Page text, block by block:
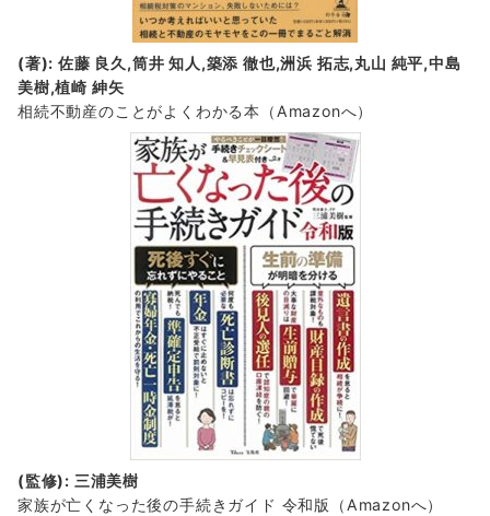
(著): 佐藤 良久,筒井 知人,築添 徹也,洲浜 拓志,丸山 純平,中島
美樹,植崎 紳矢
相続不動産のことがよくわかる本（Amazonへ）
(監修): 三浦美樹
家族が亡くなった後の手続きガイド 令和版（Amazonへ）